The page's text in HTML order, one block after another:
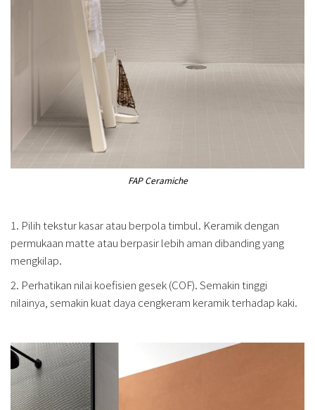
FAP Ceramiche
1. Pilih tekstur kasar atau berpola timbul. Keramik dengan
permukaan matte atau berpasir lebih aman dibanding yang
mengkilap.
2. Perhatikan nilai koefisien gesek (COF). Semakin tinggi
nilainya, semakin kuat daya cengkeram keramik terhadap kaki.